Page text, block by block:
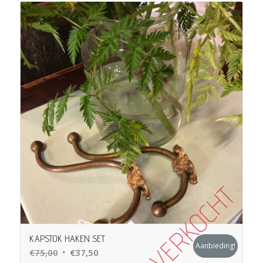
€295,00.€75,00.
KAPSTOK HAKEN SET
€75,00 Oorspronkelijke
€37,50Huidige
Aanbieding!